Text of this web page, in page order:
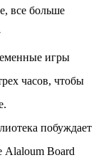
все больше
игры
часов, чтобы
побуждает
Alaloum Board